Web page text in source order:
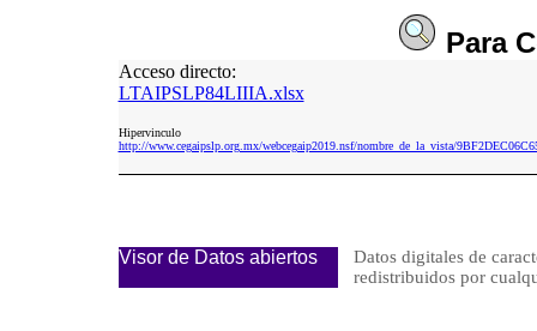
Para
Acceso directo:
LTAIPSLP84LIIIA.xlsx
Hipervinculo
http://www.cegaipslp.org.mx/webcegaip2019.nsf/nombre_de_la_vista/
Visor de Datos abiertos
Datos digitales de
redistribuidos por